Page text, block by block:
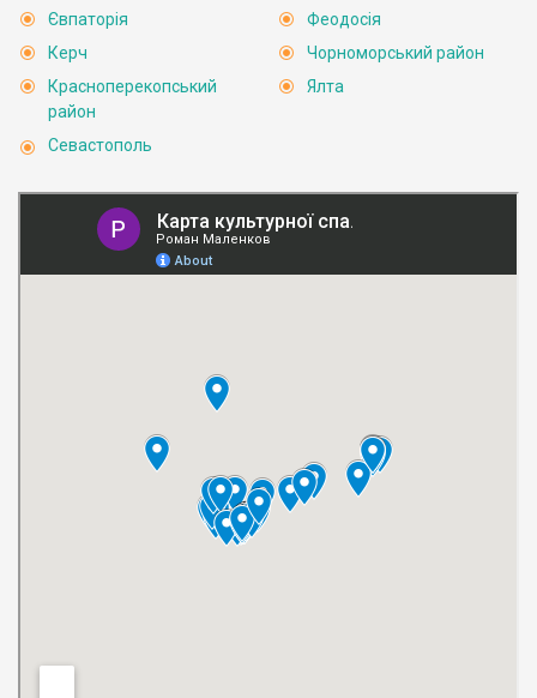
Євпаторія
Керч
Красноперекопський
район
Севастополь
Феодосія
Чорноморський район
Ялта